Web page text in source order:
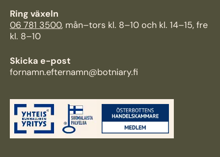
Ring växeln
06 781 3500, mån–tors kl. 8–10 och kl. 14–15, fre
kl. 8–10
Skicka e-post
fornamn.efternamn@botniary.fi